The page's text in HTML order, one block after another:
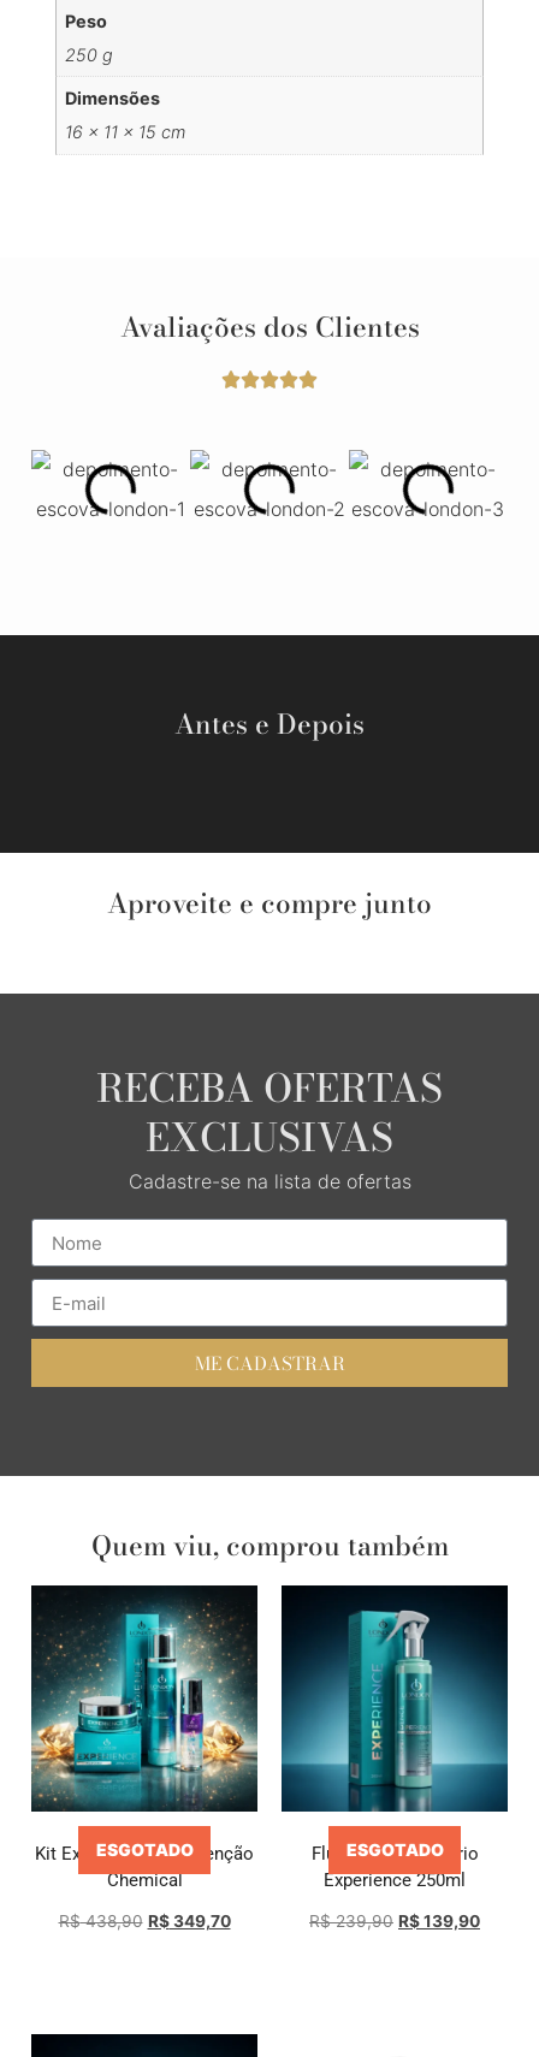
Peso
250 g
Dimensões
16 × 11 × 15 cm
Avaliações dos Clientes

Antes e Depois
Aproveite e compre junto
RECEBA OFERTAS
EXCLUSIVAS
Cadastre-se na lista de ofertas
ME CADASTRAR
Quem viu, comprou também
ESGOTADO
Kit Experience Manutenção
Chemical
R$438,90 R$349,70
ESGOTADO
Fluído Extraordinário
Experience 250ml
R$239,90 R$139,90